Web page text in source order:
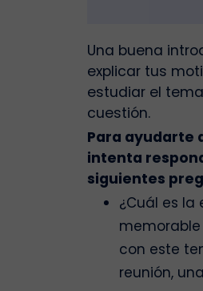
Una buena
explicar tus
estudiar el
cuestión.
Para ayudarte
intenta
siguientes
¿Cuál es la
con este
reunión,